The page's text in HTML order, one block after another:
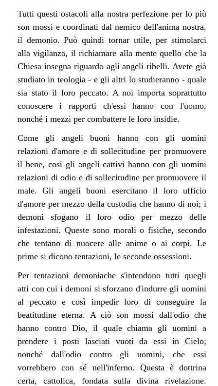
Tutti questi ostacoli alla nostra perfezione per lo più
son mossi e coordinati dal nemico dell'anima nostra,
il demonio. Può quindi tornar utile, per stimolarci
alla vigilanza, il richiamare alla mente quello che la
Chiesa insegna riguardo agli angeli ribelli. Avete già
studiato in teologia - e gli altri lo studieranno - quale
sia stato il loro peccato. A noi importa soprattutto
conoscere i rapporti ch'essi hanno con l'uomo,
nonché i mezzi per combattere le loro insidie.
Come gli angeli buoni hanno con gli uomini
relazioni d'amore e di sollecitudine per promuovere
il bene, così gli angeli cattivi hanno con gli uomini
relazioni di odio e di sollecitudine per promuovere il
male. Gli angeli buoni esercitano il loro ufficio
d'amore per mezzo della custodia che hanno di noi; i
demoni sfogano il loro odio per mezzo delle
infestazioni. Queste sono morali o fisiche, secondo
che tentano di nuocere alle anime o ai corpi. Le
prime si dicono tentazioni, le seconde ossessioni.
Per tentazioni demoniache s'intendono tutti quegli
atti con cui i demoni si sforzano d'indurre gli uomini
al peccato e così impedir loro di conseguire la
beatitudine eterna. A ciò son mossi dall'odio che
hanno contro Dio, il quale chiama gli uomini a
prendere i posti lasciati vuoti da essi in Cielo;
nonché dall'odio contro gli uomini, che essi
vorrebbero con sé nell'inferno. Questa è dottrina
certa, cattolica, fondata sulla divina rivelazione.